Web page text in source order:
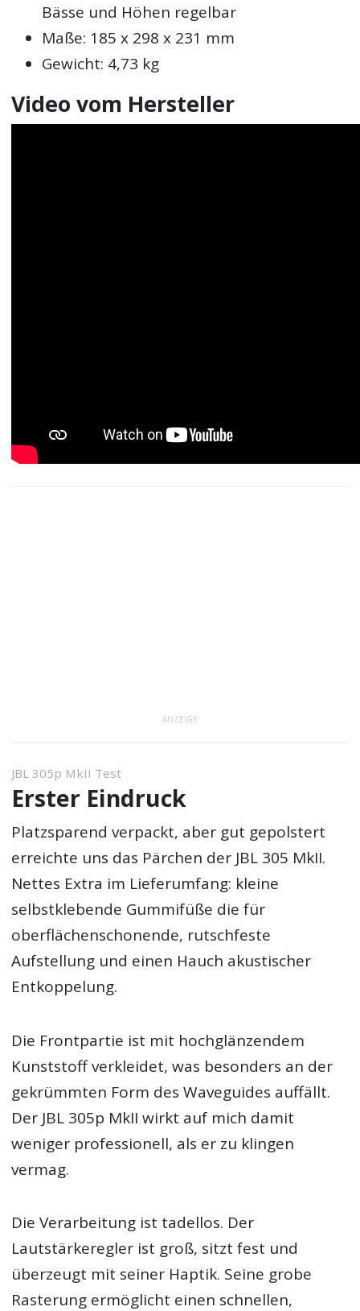
Bässe und Höhen regelbar
Maße: 185 x 298 x 231 mm
Gewicht: 4,73 kg
Video vom Hersteller
ANZEIGE
JBL 305p MkII Test
Erster Eindruck
Platzsparend verpackt, aber gut gepolstert
erreichte uns das Pärchen der JBL 305 MkII.
Nettes Extra im Lieferumfang: kleine
selbstklebende Gummifüße die für
oberflächenschonende, rutschfeste
Aufstellung und einen Hauch akustischer
Entkoppelung.
Die Frontpartie ist mit hochglänzendem
Kunststoff verkleidet, was besonders an der
gekrümmten Form des Waveguides auffällt.
Der JBL 305p MkII wirkt auf mich damit
weniger professionell, als er zu klingen
vermag.
Die Verarbeitung ist tadellos. Der
Lautstärkeregler ist groß, sitzt fest und
überzeugt mit seiner Haptik. Seine grobe
Rasterung ermöglicht einen schnellen,